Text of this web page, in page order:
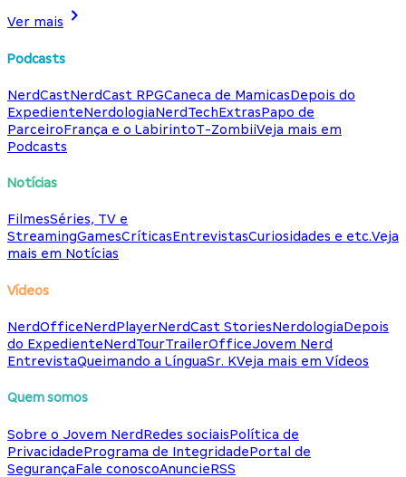
Ver mais
Podcasts
NerdCastNerdCast RPGCaneca de MamicasDepois do
ExpedienteNerdologiaNerdTechExtrasPapo de
ParceiroFrança e o LabirintoT-ZombiiVeja mais em
Podcasts
Notícias
FilmesSéries, TV e
StreamingGamesCríticasEntrevistasCuriosidades e etc.Veja
mais em Notícias
Vídeos
NerdOfficeNerdPlayerNerdCast StoriesNerdologiaDepois
do ExpedienteNerdTourTrailerOfficeJovem Nerd
EntrevistaQueimando a LínguaSr. KVeja mais em Vídeos
Quem somos
Sobre o Jovem NerdRedes sociaisPolítica de
PrivacidadePrograma de IntegridadePortal de
SegurançaFale conoscoAnuncieRSS